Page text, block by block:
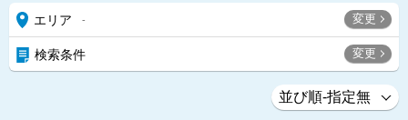
エリア - 変更
検索条件 変更